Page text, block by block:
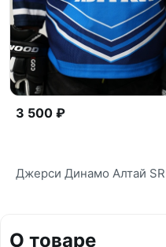
3 500 ₽
Джерси Динамо Алтай SR
О товаре